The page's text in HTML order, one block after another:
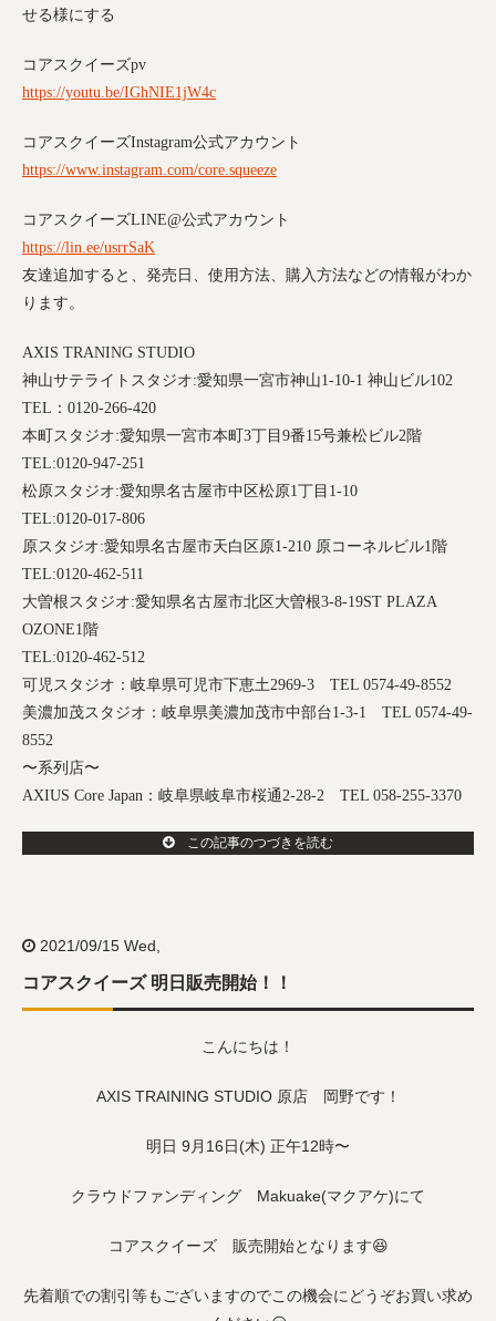
せる様にする
コアスクイーズpv
https://youtu.be/IGhNIE1jW4c
コアスクイーズInstagram公式アカウント
https://www.instagram.com/core.squeeze
コアスクイーズLINE@公式アカウント
https://lin.ee/usrrSaK
友達追加すると、発売日、使用方法、購入方法などの情報がわか
ります。
AXIS TRANING STUDIO
神山サテライトスタジオ:愛知県一宮市神山1-10-1 神山ビル102
TEL ： 0120-266-420
本町スタジオ:愛知県一宮市本町 3丁目 9番15号兼松ビル2階
TEL:0120-947-251
松原スタジオ:愛知県名古屋市中区松原1丁目 1-10
TEL:0120-017-806
原スタジオ:愛知県名古屋市天白区原1-210 原コーネルビル1 階
TEL:0120-462-511
大曽根スタジオ:愛知県名古屋市北区大曽根3-8-19ST PLAZA
OZONE1 階
TEL:0120-462-512
可児スタジオ：岐阜県可児市下恵土2969-3
TEL 0574-49-8552
美濃加茂スタジオ：岐阜県美濃加茂市中部台1-3-1
TEL 0574-49-
8552
〜系列店〜
AXIUS Core Japan ：岐阜県岐阜市桜通2-28-2 TEL 058-255-3370
この記事のつづきを読む
2021/09/15 Wed,
コアスクイーズ 明日販売開始！！
こんにちは！
AXIS TRAINING STUDIO 原店 岡野です！
明日 9月16日(木) 正午12時〜
クラウドファンディング Makuake(マクアケ)にて
コアスクイーズ 販売開始となります😆
先着順での割引等もございますのでこの機会にどうぞお買い求め